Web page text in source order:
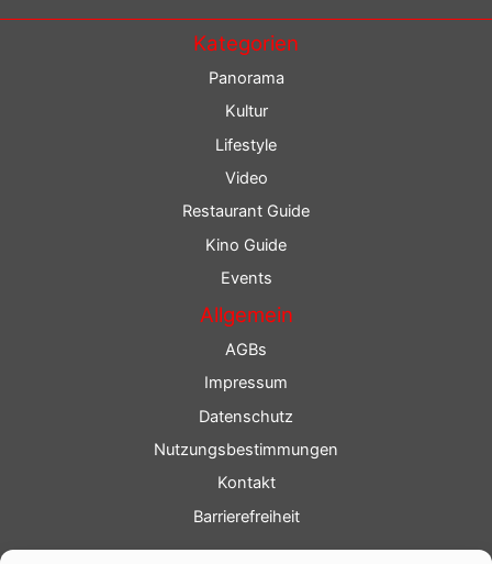
Kategorien
Panorama
Kultur
Lifestyle
Video
Restaurant Guide
Kino Guide
Events
Allgemein
AGBs
Impressum
Datenschutz
Nutzungsbestimmungen
Kontakt
Barrierefreiheit